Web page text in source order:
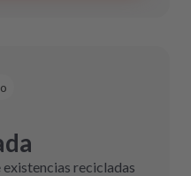
recicladas